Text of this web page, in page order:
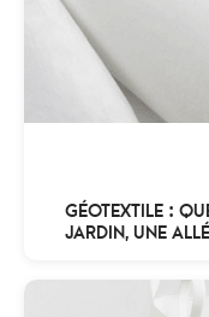
GÉOTEXTILE :
JARDIN, UNE